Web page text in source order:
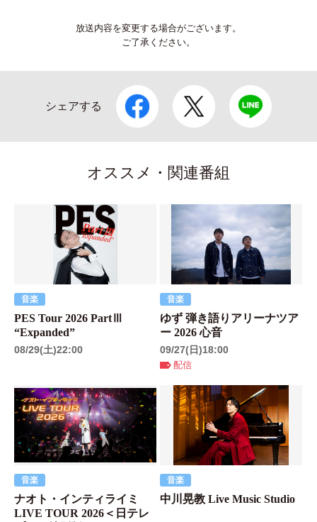
放送内容を変更する場合がございます。
ご了承ください。
シェアする
オススメ・関連番組
音楽
PES Tour 2026 PartⅢ
“Expanded”
08/29(土)22:00
音楽
ゆず 弾き語りアリーナツア
ー 2026 心音
09/27(日)18:00
配信
音楽
ナオト・インティライミ
LIVE TOUR 2026＜⽇テレ
音楽
中川晃教 Live Music Studio